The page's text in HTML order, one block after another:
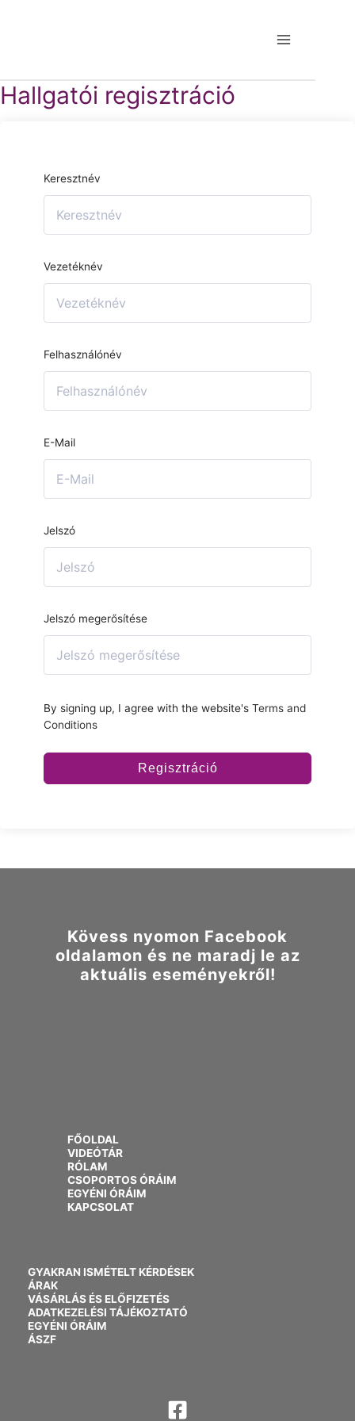
Hallgatói regisztráció
Keresztnév
Vezetéknév
Felhasználónév
E-Mail
Jelszó
Jelszó megerősítése
By signing up, I agree with the website's Terms and
Conditions
Regisztráció
Kövess nyomon Facebook
oldalamon és ne maradj le az
aktuális eseményekről!
FŐOLDAL
VIDEÓTÁR
RÓLAM
CSOPORTOS ÓRÁIM
EGYÉNI ÓRÁIM
KAPCSOLAT
GYAKRAN ISMÉTELT KÉRDÉSEK
ÁRAK
VÁSÁRLÁS ÉS ELŐFIZETÉS
ADATKEZELÉSI TÁJÉKOZTATÓ
EGYÉNI ÓRÁIM
ÁSZF